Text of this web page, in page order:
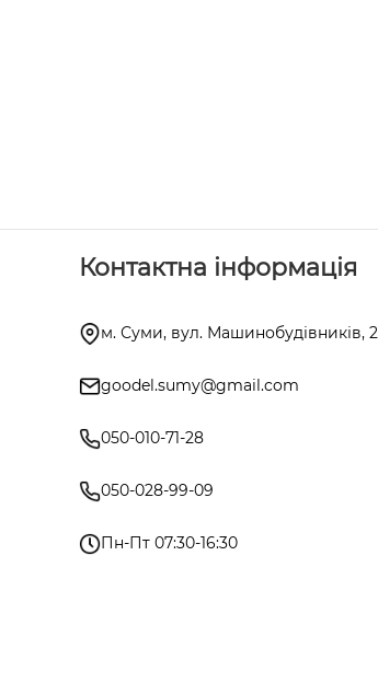
Контактна інформація
м. Суми, вул. Машинобудівників, 2
goodel.sumy@gmail.com
050-010-71-28
050-028-99-09
Пн-Пт 07:30-16:30